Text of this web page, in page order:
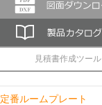
見積書作成ツール
定番ルームプレート